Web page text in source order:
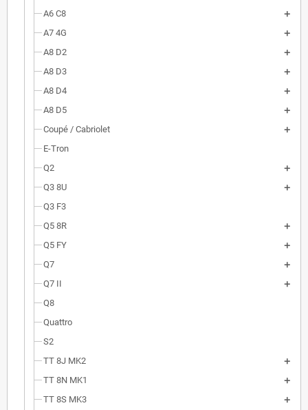
A6 C8
A7 4G
A8 D2
A8 D3
A8 D4
A8 D5
Coupé / Cabriolet
E-Tron
Q2
Q3 8U
Q3 F3
Q5 8R
Q5 FY
Q7
Q7 II
Q8
Quattro
S2
TT 8J MK2
TT 8N MK1
TT 8S MK3